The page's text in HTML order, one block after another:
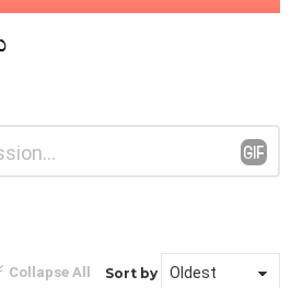
Collapse All Sort by